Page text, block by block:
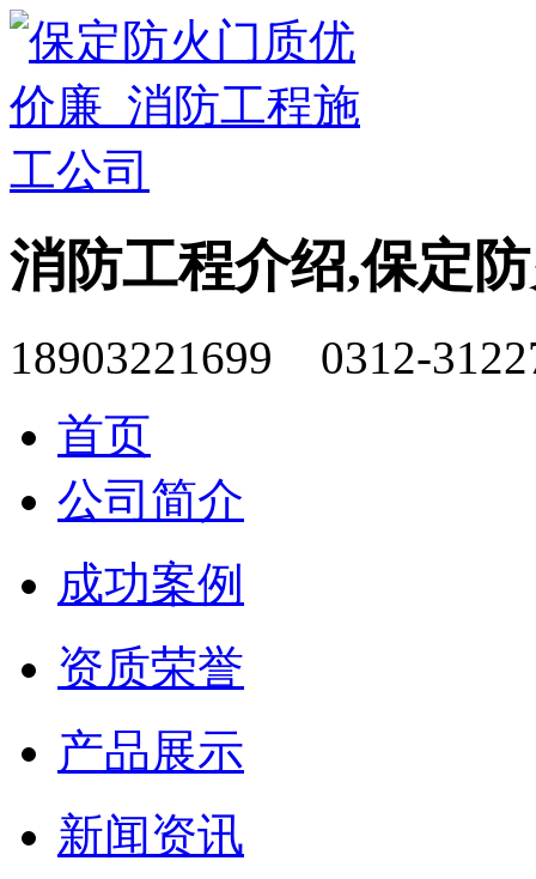
消防工程介绍,保定
18903221699 0312-
首页
公司简介
成功案例
资质荣誉
产品展示
新闻资讯